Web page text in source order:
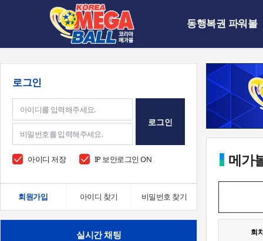
동행복권 파워볼
로그인
로그인
아이디 저장 IP 보안로그인 ON
회원가입 아이디 찾기 비밀번호 찾기
실시간 채팅
메가
회